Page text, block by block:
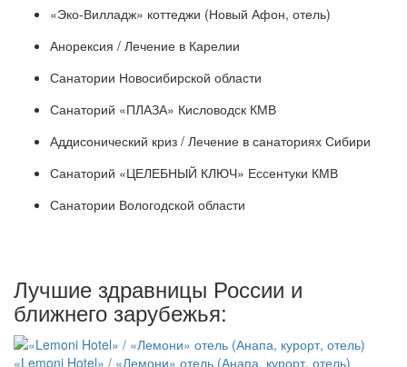
«Эко-Вилладж» коттеджи (Новый Афон, отель)
Анорексия / Лечение в Карелии
Санатории Новосибирской области
Санаторий «ПЛАЗА» Кисловодск КМВ
Аддисонический криз / Лечение в санаториях Сибири
Санаторий «ЦЕЛЕБНЫЙ КЛЮЧ» Ессентуки КМВ
Санатории Вологодской области
Лучшие здравницы России и
ближнего зарубежья:
«Lemoni Hotel» / «Лемони» отель (Анапа, курорт, отель)